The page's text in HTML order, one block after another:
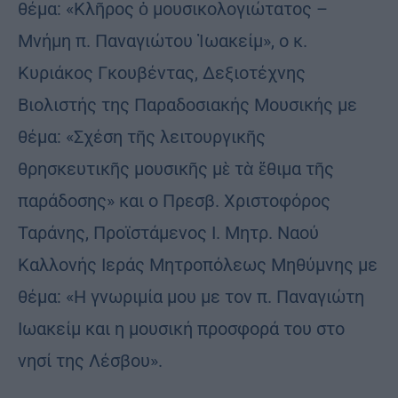
θέμα: «Κλῆρος ὁ μουσικολογιώτατος –
Μνήμη π. Παναγιώτου Ἰωακείμ», ο κ.
Κυριάκος Γκουβέντας, Δεξιοτέχνης
Βιολιστής της Παραδοσιακής Μουσικής με
θέμα: «Σχέση τῆς λειτουργικῆς
θρησκευτικῆς μουσικῆς μὲ τὰ ἔθιμα τῆς
παράδοσης» και ο Πρεσβ. Χριστοφόρος
Ταράνης, Προϊστάμενος Ι. Μητρ. Ναού
Καλλονής Ιεράς Μητροπόλεως Μηθύμνης με
θέμα: «Η γνωριμία μου με τον π. Παναγιώτη
Ιωακείμ και η μουσική προσφορά του στο
νησί της Λέσβου».